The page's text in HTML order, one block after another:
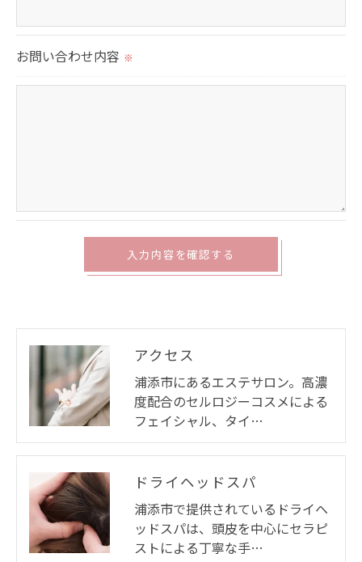
＜個人情報を与えなかった場合に生じる結果＞
＜個人情報の開示･訂正・削除･利用停止の手続につ
当社では、お客様の個人情報の開示･訂正･削除・利
す。
個人情報の開示･訂正･削除・利用停止の具体的手続
きにつきましては、お電話でお問合せ下さい。
お問い合わせ内容 ※
アクセス
浦添市にあるエステサロン。高濃
度配合のセルロジーコスメによる
フェイシャル、タイ…
ドライヘッドスパ
浦添市で提供されているドライヘ
ッドスパは、頭皮を中心にセラピ
ストによる丁寧な手…